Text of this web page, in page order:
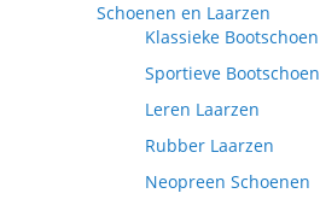
Schoenen en Laarzen
Klassieke Bootschoen
Sportieve Bootschoen
Leren Laarzen
Rubber Laarzen
Neopreen Schoenen